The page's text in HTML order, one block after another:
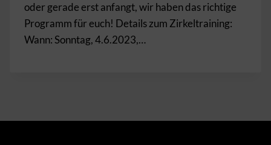
oder gerade erst anfangt, wir haben das richtige
Programm für euch! Details zum Zirkeltraining:
Wann: Sonntag, 4.6.2023,…